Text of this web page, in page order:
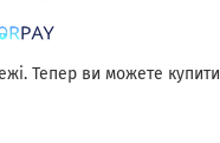
Тепер ви можете купити